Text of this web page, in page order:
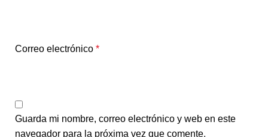
Correo electrónico *
Guarda mi nombre, correo electrónico y web en este
navegador para la próxima vez que comente.